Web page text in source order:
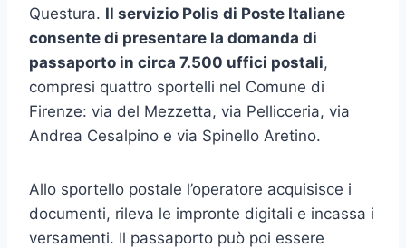
Questura. Il servizio Polis di Poste Italiane
consente di presentare la domanda di
passaporto in circa 7.500 uffici postali,
compresi quattro sportelli nel Comune di
Firenze: via del Mezzetta, via Pellicceria, via
Andrea Cesalpino e via Spinello Aretino.
Allo sportello postale l’operatore acquisisce i
documenti, rileva le impronte digitali e incassa i
versamenti. Il passaporto può poi essere